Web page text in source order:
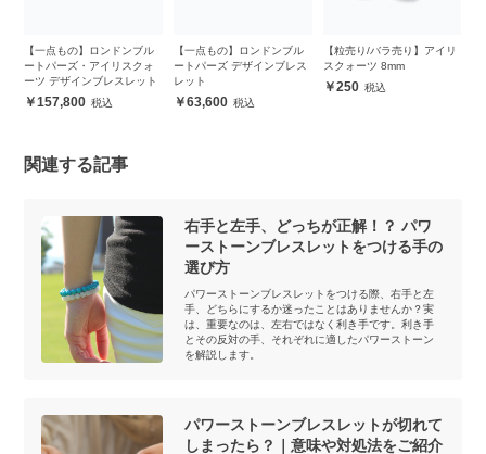
【一点もの】ロンドンブル
ートパーズ・アイリスクォ
ーツ デザインブレスレット
157,800
【一点もの】ロンドンブル
ートパーズ デザインブレス
レット
63,600
【粒売り/バラ売り】アイリ
スクォーツ 8mm
250
関連する記事
右手と左手、どっちが正解！？ パワ
ーストーンブレスレットをつける手の
選び方
パワーストーンブレスレットをつける際、右手と左
手、どちらにするか迷ったことはありませんか？実
は、重要なのは、左右ではなく利き手です。利き手
とその反対の手、それぞれに適したパワーストーン
を解説します。
パワーストーンブレスレットが切れて
しまったら？｜意味や対処法をご紹介